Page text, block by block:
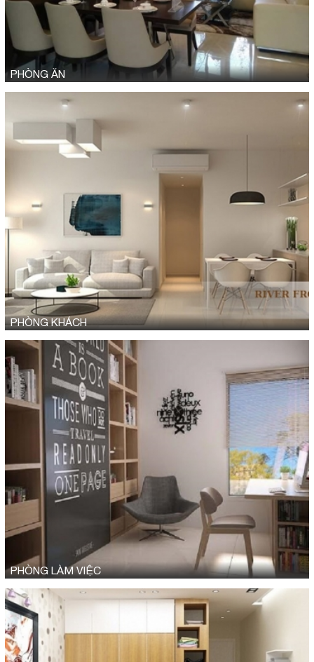
PHÒNG ĂN
PHÒNG KHÁCH
PHÒNG LÀM VIỆC